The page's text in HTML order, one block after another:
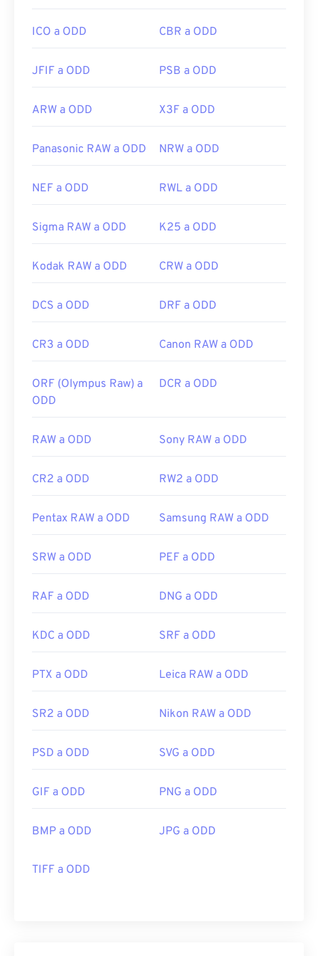
ICO a ODD CBR a ODD
JFIF a ODD PSB a ODD
ARW a ODD X3F a ODD
Panasonic RAW a ODD NRW a ODD
NEF a ODD RWL a ODD
Sigma RAW a ODD K25 a ODD
Kodak RAW a ODD CRW a ODD
DCS a ODD DRF a ODD
CR3 a ODD Canon RAW a ODD
ORF (Olympus Raw) a
ODD
DCR a ODD
RAW a ODD Sony RAW a ODD
CR2 a ODD RW2 a ODD
Pentax RAW a ODD Samsung RAW a ODD
SRW a ODD PEF a ODD
RAF a ODD DNG a ODD
KDC a ODD SRF a ODD
PTX a ODD Leica RAW a ODD
SR2 a ODD Nikon RAW a ODD
PSD a ODD SVG a ODD
GIF a ODD PNG a ODD
BMP a ODD JPG a ODD
TIFF a ODD